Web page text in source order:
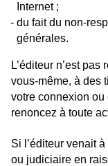
Internet ;
du fait du non-
générales.
L’éditeur n’est
vous-même, à des
votre connexion
renoncez à toute
Si l’éditeur venait
ou judiciaire en